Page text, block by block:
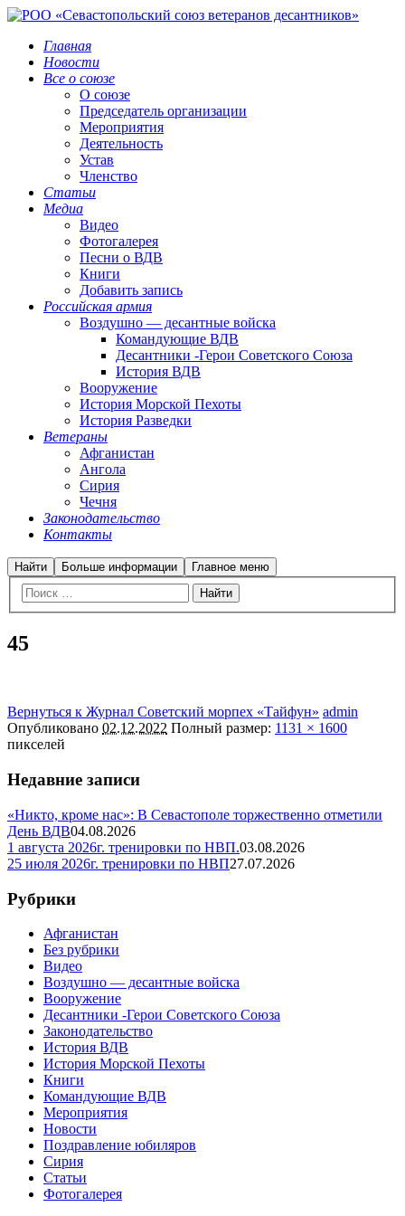
Главная
Новости
Все о союзе
О союзе
Председатель организации
Мероприятия
Деятельность
Устав
Членство
Статьи
Медиа
Видео
Фотогалерея
Песни о ВДВ
Книги
Добавить запись
Российская армия
Воздушно — десантные войска
Командующие ВДВ
Десантники -Герои Советского Союза
История ВДВ
Вооружение
История Морской Пехоты
История Разведки
Ветераны
Афганистан
Ангола
Сирия
Чечня
Законодательство
Контакты
Найти Больше информации Главное меню
45
Вернуться к Журнал Советский морпех «Тайфун» admin
Опубликовано 02.12.2022 Полный размер: 1131 × 1600
пикселей
Недавние записи
«Никто, кроме нас»: В Севастополе торжественно отметили
День ВДВ04.08.2026
1 августа 2026г. тренировки по НВП.03.08.2026
25 июля 2026г. тренировки по НВП27.07.2026
Рубрики
Афганистан
Без рубрики
Видео
Воздушно — десантные войска
Вооружение
Десантники -Герои Советского Союза
Законодательство
История ВДВ
История Морской Пехоты
Книги
Командующие ВДВ
Мероприятия
Новости
Поздравление юбиляров
Сирия
Статьи
Фотогалерея